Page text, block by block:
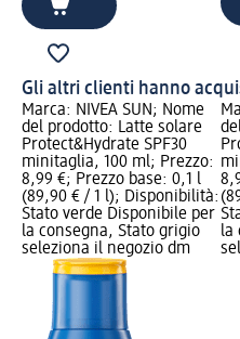
Gli altri clienti hanno
Marca: NIVEA SUN; Nome
del prodotto: Latte solare
Protect&Hydrate SPF30
minitaglia, 100 ml; Prezzo:
8,99 €; Prezzo base: 0,1 l
(89,90 € / 1 l); Disponibilità:
Stato verde Disponibile per
la consegna, Stato grigio
seleziona il negozio dm
la